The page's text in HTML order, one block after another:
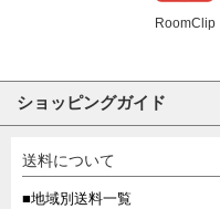
RoomClip
ショッピングガイド
送料について
■地域別送料一覧